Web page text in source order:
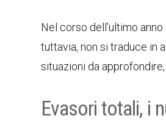
Nel corso dell’ultimo
tuttavia, non si traduce in
situazioni da
Evasori totali, i